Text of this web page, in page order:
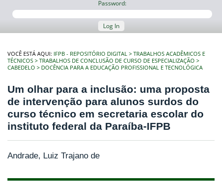
Password:
Log In
VOCÊ ESTÁ AQUI: IFPB - REPOSITÓRIO DIGITAL
TRABALHOS ACADÊMICOS E
TÉCNICOS
TRABALHOS DE CONCLUSÃO DE CURSO DE ESPECIALIZAÇÃO
CABEDELO
DOCÊNCIA PARA A EDUCAÇÃO PROFISSIONAL E TECNOLÓGICA
Um olhar para a inclusão: uma proposta
de intervenção para alunos surdos do
curso técnico em secretaria escolar do
instituto federal da Paraíba-IFPB
Andrade, Luiz Trajano de